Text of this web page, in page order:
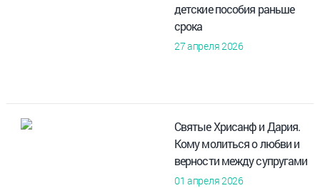
детские пособия раньше
срока
27 апреля 2026
Святые Хрисанф и Дария.
Кому молиться о любви и
верности между супругами
01 апреля 2026